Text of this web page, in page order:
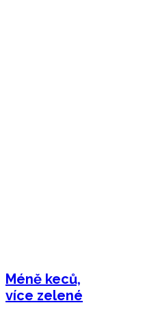
Méně keců,
více zelené